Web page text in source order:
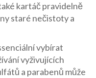
kartáč pravidelně
staré nečistoty a
vybírat
vyživujících
a parabenů může